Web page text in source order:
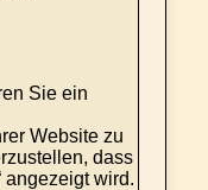
Sie ein
Website zu
dass
angezeigt wird.